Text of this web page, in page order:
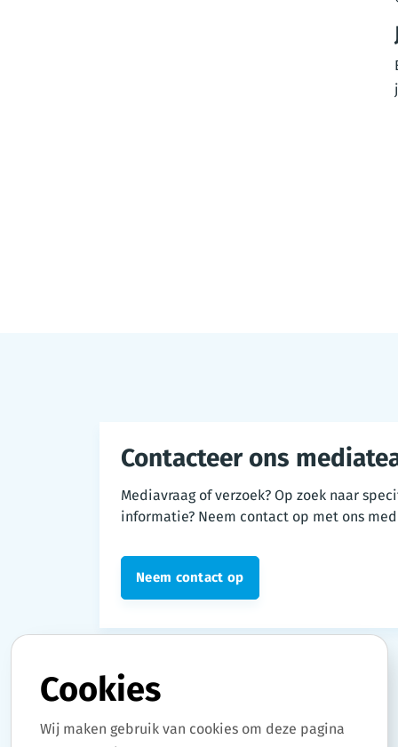
Contacteer ons
Mediavraag of verzoek? Op zoek naar
informatie? Neem contact op met ons
Neem contact op
Cookies
Wij maken gebruik van cookies om deze pagina